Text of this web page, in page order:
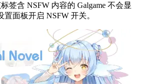
签含 NSFW 内容的 Galgame 不会显
面板开启 NSFW 开关。